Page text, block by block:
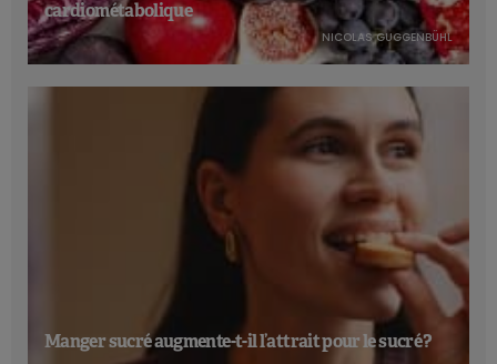
cardiométabolique
NICOLAS GUGGENBÜHL
Manger sucré augmente-t-il l’attrait pour le sucré ?